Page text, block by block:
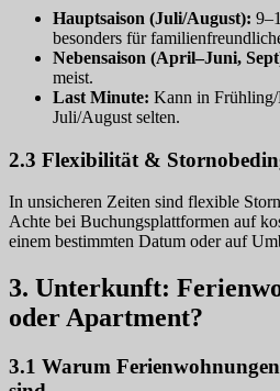
Hauptsaison (Juli/August):
besonders für
Nebensaison (April–Juni,
meist.
Last Minute: Kann in
Juli/August selten.
2.3 Flexibilität &
In unsicheren Zeiten sind flexible
Achte bei Buchungsplattformen auf
einem bestimmten Datum oder auf
3. Unterkunft:
oder Apartment?
3.1 Warum